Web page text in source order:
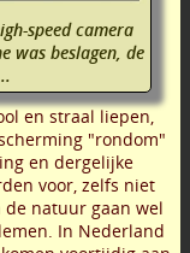
speed camera
was beslagen, de
en straal liepen,
"rondom"
en dergelijke
voor, zelfs niet
de natuur gaan wel
In Nederland